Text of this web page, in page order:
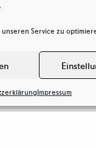
Service zu
Impressum
+
+